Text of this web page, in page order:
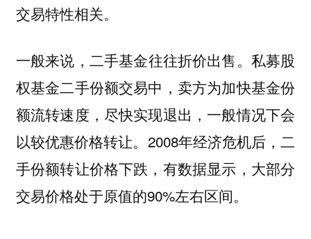
交易特性相关。
一般来说 ，二手基金往往折价出售。私募股
权基金二手份额交易中，卖方为加快基金份
额流转速度，尽快实现退出，一般情况下会
以较优惠价格转让。2008年经济危机后，二
手份额转让价格下跌，有数据显示，大部分
交易价格处于原值的90%左右区间。